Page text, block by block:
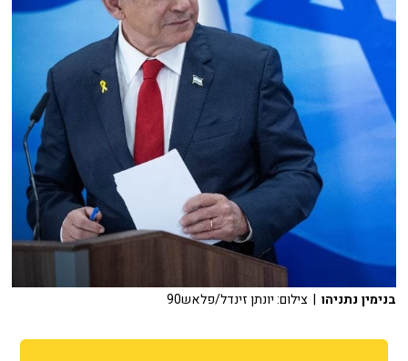
בנימין נתניהו | צילום: יונתן זינדל/פלאש90